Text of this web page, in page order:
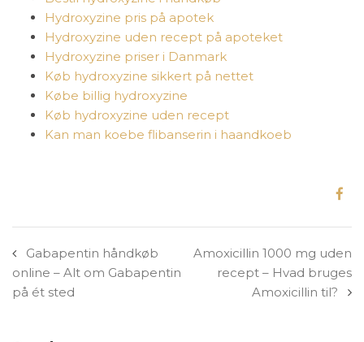
Hydroxyzine pris på apotek
Hydroxyzine uden recept på apoteket
Hydroxyzine priser i Danmark
Køb hydroxyzine sikkert på nettet
Købe billig hydroxyzine
Køb hydroxyzine uden recept
Kan man koebe flibanserin i haandkoeb
Gabapentin håndkøb
online – Alt om Gabapentin
på ét sted
Amoxicillin 1000 mg uden
recept – Hvad bruges
Amoxicillin til?